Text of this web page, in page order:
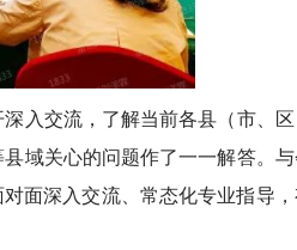
入交流，了解当前各县（市、
域关心的问题作了一一解答。
面深入交流、常态化专业指导